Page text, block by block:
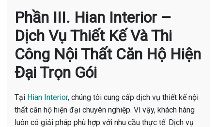
Phần III. Hian Interior –
Dịch Vụ Thiết Kế Và Thi
Công Nội Thất Căn Hộ Hiện
Đại Trọn Gói
Tại Hian Interior, chúng tôi cung cấp dịch vụ thiết kế nội
thất căn hộ hiện đại chuyên nghiệp. Vì vậy, khách hàng
luôn có giải pháp phù hợp với nhu cầu thực tế. Dịch vụ